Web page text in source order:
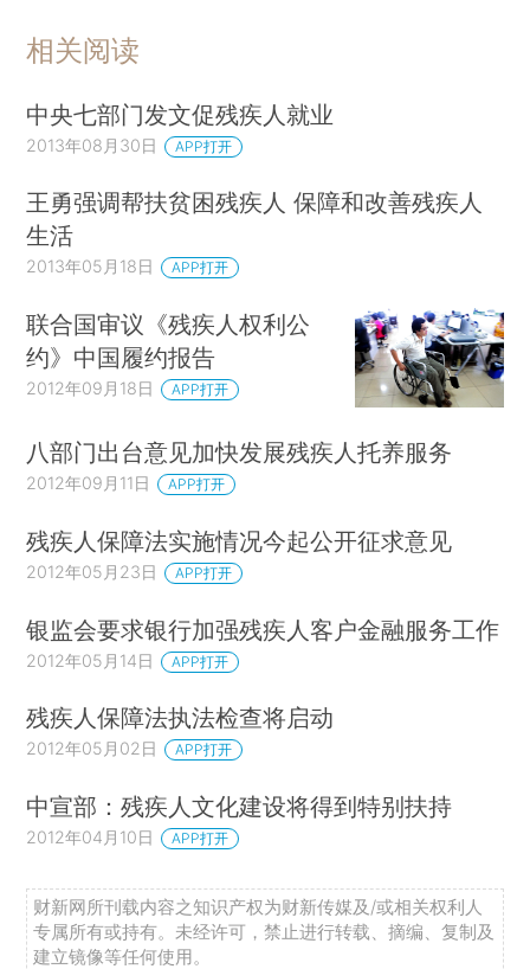
相关阅读
中央七部门发文促残疾人就业
2013年08月30日 APP打开
王勇强调帮扶贫困残疾人 保障和改善残疾人
生活
2013年05月18日 APP打开
联合国审议《残疾人权利公
约》中国履约报告
2012年09月18日 APP打开
八部门出台意见加快发展残疾人托养服务
2012年09月11日 APP打开
残疾人保障法实施情况今起公开征求意见
2012年05月23日 APP打开
银监会要求银行加强残疾人客户金融服务工作
2012年05月14日 APP打开
残疾人保障法执法检查将启动
2012年05月02日 APP打开
中宣部：残疾人文化建设将得到特别扶持
2012年04月10日 APP打开
财新网所刊载内容之知识产权为财新传媒及/或相关权利人
专属所有或持有。未经许可，禁止进行转载、摘编、复制及
建立镜像等任何使用。